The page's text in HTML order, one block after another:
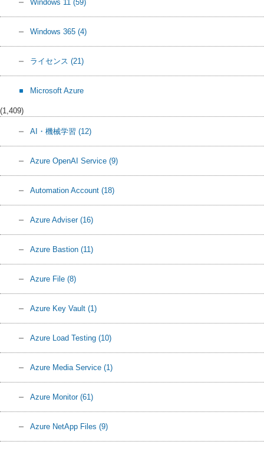
Windows 11 (59)
Windows 365 (4)
ライセンス (21)
Microsoft Azure
(1,409)
AI・機械学習 (12)
Azure OpenAI Service (9)
Automation Account (18)
Azure Adviser (16)
Azure Bastion (11)
Azure File (8)
Azure Key Vault (1)
Azure Load Testing (10)
Azure Media Service (1)
Azure Monitor (61)
Azure NetApp Files (9)